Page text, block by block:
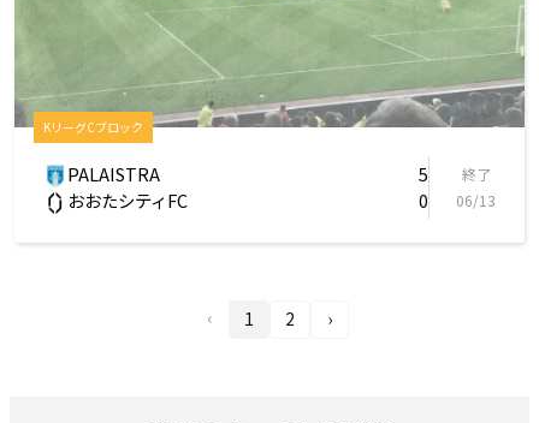
KリーグCブロック
PALAISTRA 5
おおたシティFC 0
終了
06/13
‹ 1 2 ›